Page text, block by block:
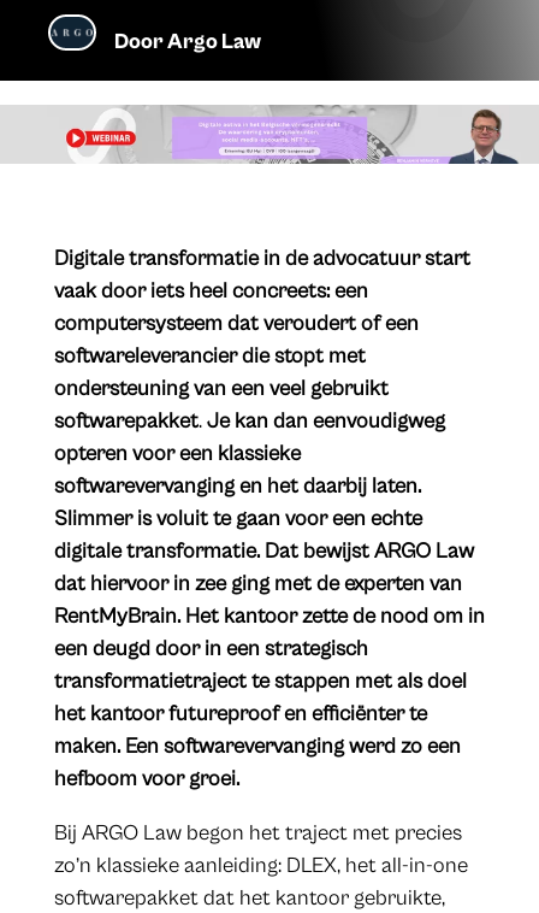
DoorArgo Law
Digitale transformatie in de advocatuur start
vaak door iets heel concreets: een
computersysteem dat veroudert of een
softwareleverancier die stopt met
ondersteuning van een veel gebruikt
softwarepakket.Je kan dan eenvoudigweg
opteren voor een klassieke
softwarevervanging en het daarbij laten.
Slimmer is voluit te gaan voor een echte
digitale transformatie. Dat bewijst ARGO Law
dat hiervoor in zee ging met de experten van
RentMyBrain. Het kantoor zette de nood om in
een deugd door in een strategisch
transformatietraject te stappen met als doel
het kantoor futureproof en efficiënter te
maken. Een softwarevervanging werd zo een
hefboom voor groei.
Bij ARGO Law begon het traject met precies
zo’n klassieke aanleiding: DLEX, het all-in-one
softwarepakket dat het kantoor gebruikte,